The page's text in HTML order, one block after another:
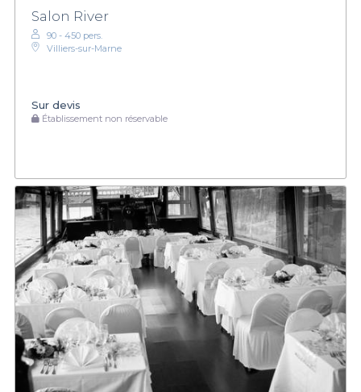
Salon River
90 - 450 pers.
Villiers-sur-Marne
Sur devis
Établissement non réservable